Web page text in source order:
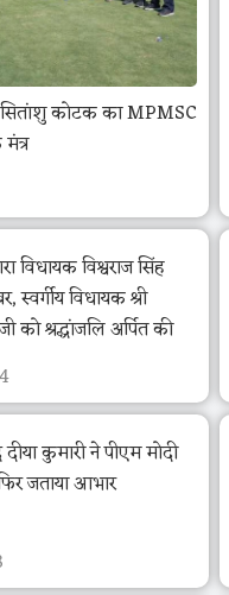
कोटक का MPMSC
विधायक विश्वराज सिंह
विधायक श्री
श्रद्धांजलि अर्पित की
कुमारी ने पीएम मोदी
जताया आभार